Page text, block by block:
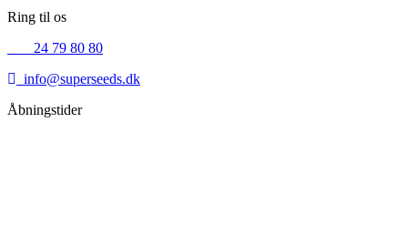
Ring til os
24 79 80 80
info@superseeds.dk
Åbningstider